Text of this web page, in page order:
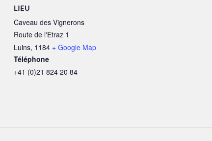
LIEU
Caveau des Vignerons
Route de l'Etraz 1
Luins, 1184 + Google Map
Téléphone
+41 (0)21 824 20 84